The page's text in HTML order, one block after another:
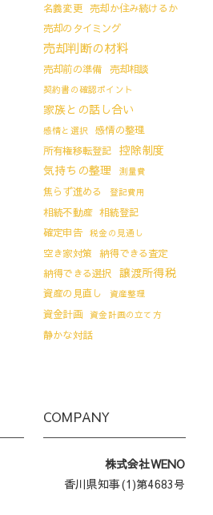
名義変更 売却か住み続けるか
売却のタイミング
売却判断の材料
売却前の準備 売却相談
契約書の確認ポイント
家族との話し合い
感情と選択
感情の整理
所有権移転登記 控除制度
気持ちの整理
測量費
焦らず進める 登記費用
相続不動産 相続登記
確定申告
税金の見通し
空き家対策
納得できる査定
納得できる選択
譲渡所得税
資産の見直し 資産整理
資金計画 資金計画の立て方
静かな対話
COMPANY
株式会社WENO
香川県知事(1)第4683号